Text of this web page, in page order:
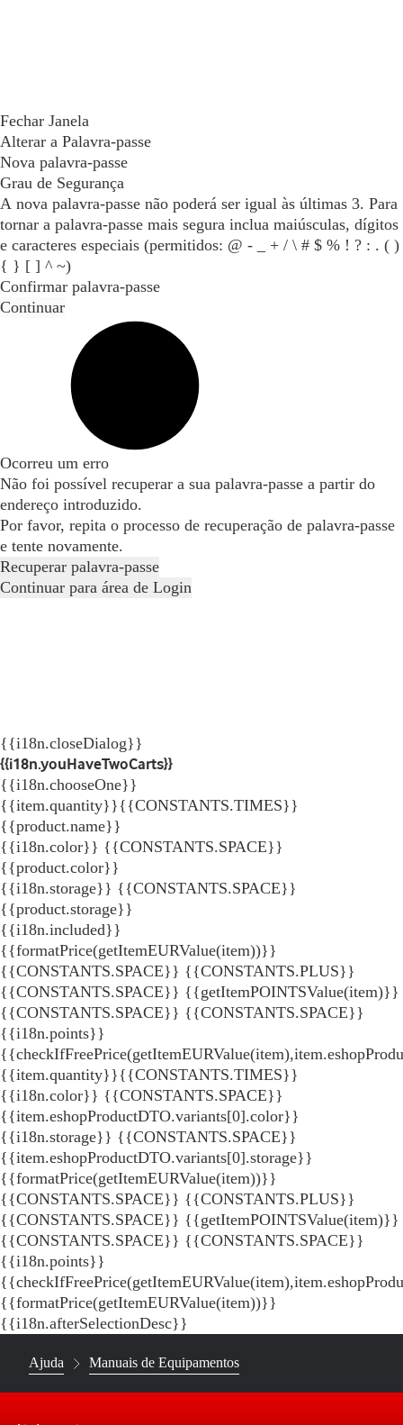
Fechar Janela
Alterar a Palavra-passe
Nova palavra-passe
Grau de Segurança
A nova palavra-passe não poderá ser igual às últimas 3. Para
tornar a palavra-passe mais segura inclua maiúsculas, dígitos
e caracteres especiais (permitidos: @ - _ + / \ # $ % ! ? : . ( )
{ } [ ] ^ ~)
Confirmar palavra-passe
Continuar
Ocorreu um erro
Não foi possível recuperar a sua palavra-passe a partir do
endereço introduzido.
Por favor, repita o processo de recuperação de palavra-passe
e tente novamente.
Recuperar palavra-passe
Continuar para área de Login
{{i18n.closeDialog}}
{{i18n.youHaveTwoCarts}}
{{i18n.chooseOne}}
{{item.quantity}}{{CONSTANTS.TIMES}}
{{product.name}}
{{i18n.color}} {{CONSTANTS.SPACE}}
{{product.color}}
{{i18n.storage}} {{CONSTANTS.SPACE}}
{{product.storage}}
{{i18n.included}}
{{formatPrice(getItemEURValue(item))}}
{{CONSTANTS.SPACE}} {{CONSTANTS.PLUS}}
{{CONSTANTS.SPACE}} {{getItemPOINTSValue(item)}}
{{CONSTANTS.SPACE}} {{CONSTANTS.SPACE}}
{{i18n.points}}
{{item.quantity}}{{CONSTANTS.TIMES}}
{{i18n.color}} {{CONSTANTS.SPACE}}
{{item.eshopProductDTO.variants[0].color}}
{{i18n.storage}} {{CONSTANTS.SPACE}}
{{item.eshopProductDTO.variants[0].storage}}
{{formatPrice(getItemEURValue(item))}}
{{CONSTANTS.SPACE}} {{CONSTANTS.PLUS}}
{{CONSTANTS.SPACE}} {{getItemPOINTSValue(item)}}
{{CONSTANTS.SPACE}} {{CONSTANTS.SPACE}}
{{i18n.points}}
{{formatPrice(getItemEURValue(item))}}
{{i18n.afterSelectionDesc}}
Ajuda Manuais de Equipamentos